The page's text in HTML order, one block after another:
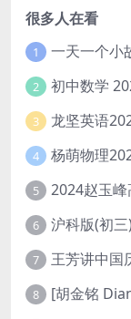
很多人在看
1
2
3 龙坚英语
4
5
6
7 王芳讲中国
8